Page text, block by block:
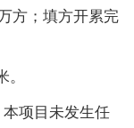
方；填方开累完
项目未发生任